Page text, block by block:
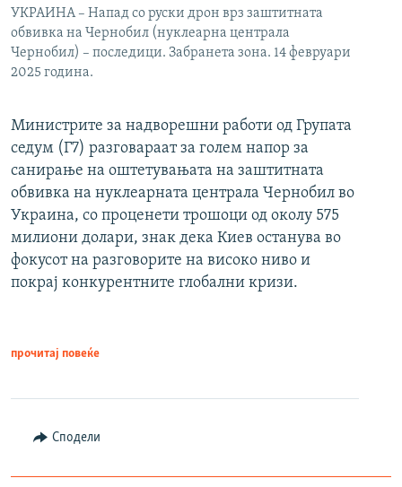
УКРАИНА – Напад со руски дрон врз заштитната
обвивка на Чернобил (нуклеарна централа
Чернобил) – последици. Забранета зона. 14 февруари
2025 година.
Министрите за надворешни работи од Групата
седум (Г7) разговараат за голем напор за
санирање на оштетувањата на заштитната
обвивка на нуклеарната централа Чернобил во
Украина, со проценети трошоци од околу 575
милиони долари, знак дека Киев останува во
фокусот на разговорите на високо ниво и
покрај конкурентните глобални кризи.
прочитај повеќе
Сподели